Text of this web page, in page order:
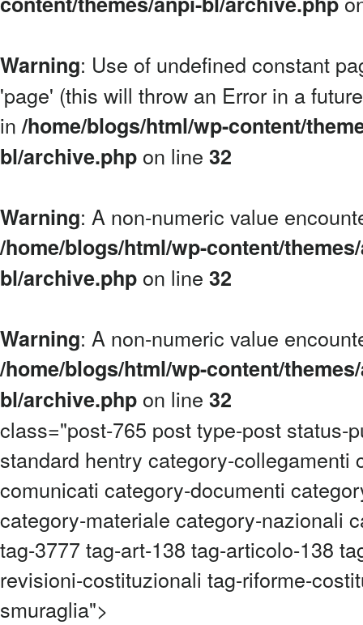
Warning: Use of undefined constant
'page' (this will throw an Error in a
in /home/blogs/html/wp-content/
bl/archive.php on line 32
Warning: A non-numeric value
/home/blogs/html/wp-content/
bl/archive.php on line 32
Warning: A non-numeric value
/home/blogs/html/wp-content/
bl/archive.php on line 32
class="post-765 post type-post status-
standard hentry category-collegamenti
comunicati category-documenti
category-materiale category-nazionali
tag-3777 tag-art-138 tag-articolo-138
revisioni-costituzionali tag-riforme-
smuraglia">